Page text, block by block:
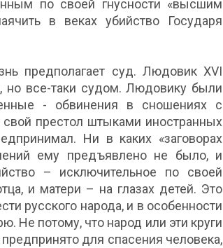
по своей гнусности «высшим
в веках убийство Государя
предполагает суд. Людовик XVI
но все-таки судом. Людовику были
- обвинения в сношениях с
свой престол штыками иностранных
Ни в каких «заговорах
ему предъявлено не было, и
– исключительное по своей
и матери – на глазах детей. Это
русского народа, и в особенности
Не потому, что народ или эти круги
для спасения человека,